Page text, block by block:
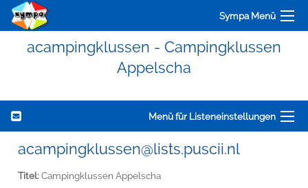
Sympa Menü
acampingklussen - Campingklussen
Appelscha
Menü für Listeneinstellungen
acampingklussen@lists.puscii.nl
Titel:Campingklussen Appelscha